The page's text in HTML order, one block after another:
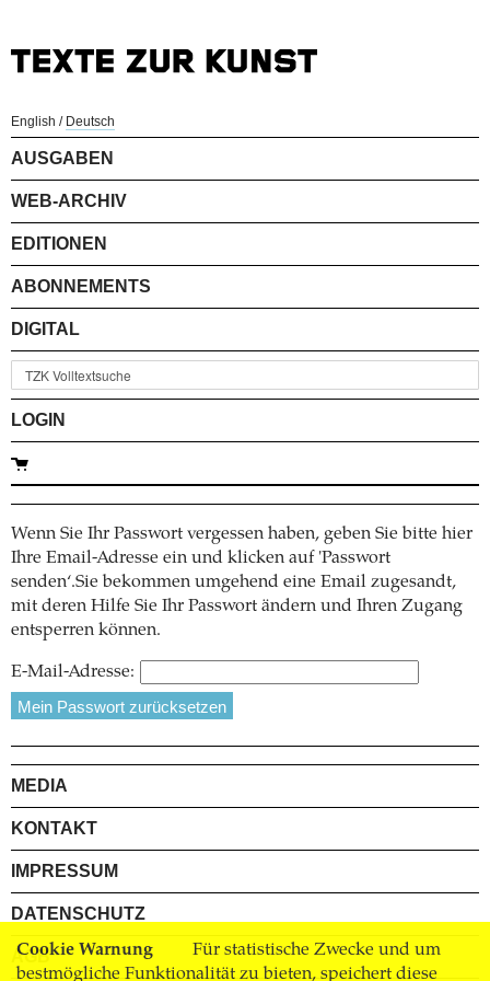
Cookie Warnung
Für statistische Zwecke und um
bestmögliche Funktionalität zu bieten, speichert diese
English / Deutsch
AUSGABEN
WEB-ARCHIV
EDITIONEN
ABONNEMENTS
DIGITAL
LOGIN
Wenn Sie Ihr Passwort vergessen haben, geben Sie bitte hier
Ihre Email-Adresse ein und klicken auf 'Passwort
senden‘.Sie bekommen umgehend eine Email zugesandt,
mit deren Hilfe Sie Ihr Passwort ändern und Ihren Zugang
entsperren können.
E-Mail-Adresse:
MEDIA
KONTAKT
IMPRESSUM
DATENSCHUTZ
AGB